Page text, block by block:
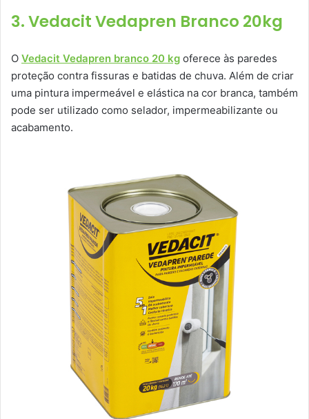
3. Vedacit Vedapren Branco 20kg
O Vedacit Vedapren branco 20 kg oferece às paredes
proteção contra fissuras e batidas de chuva. Além de criar
uma pintura impermeável e elástica na cor branca, também
pode ser utilizado como selador, impermeabilizante ou
acabamento.